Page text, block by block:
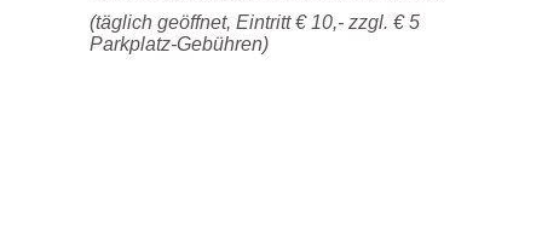
(täglich geöffnet, Eintritt € 10,- zzgl. € 5
Parkplatz-Gebühren)